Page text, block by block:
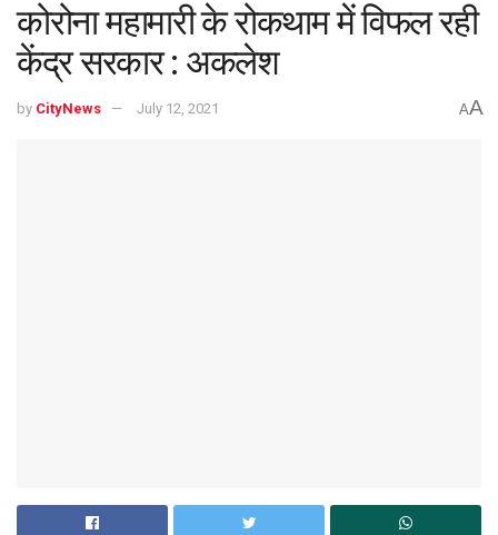
कोरोना महामारी के रोकथाम में विफल रही
केंद्र सरकार : अकलेश
by CityNews July 12, 2021 AA